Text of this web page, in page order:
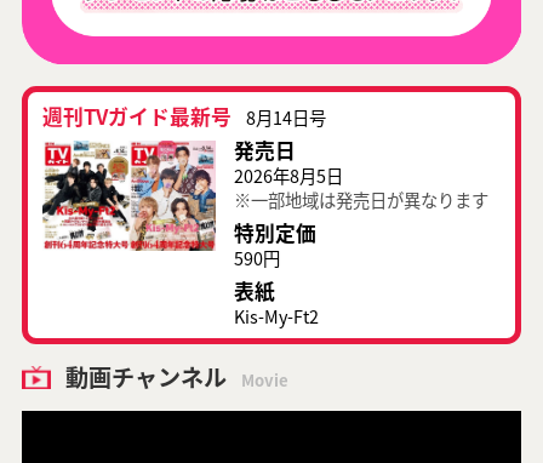
週刊TVガイド最新号 8月14日号
発売日
2026年8月5日
※一部地域は発売日が異なります
特別定価
590円
表紙
Kis-My-Ft2
動画チャンネル Movie